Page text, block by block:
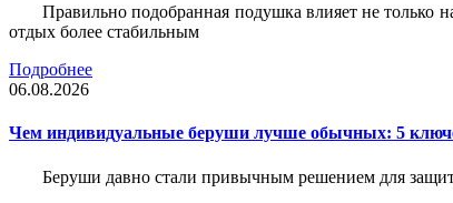
Правильно подобранная подушка влияет не только
отдых более стабильным
Подробнее
06.08.2026
Чем индивидуальные беруши лучше обычных: 5
Беруши давно стали привычным решением для